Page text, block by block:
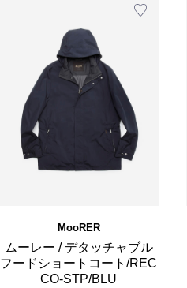
MooRER
ムーレー / デタッチャブル
フードショートコート/REC
CO-STP/BLU